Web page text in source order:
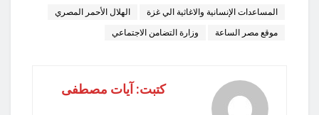
المساعدات الإنسانية والاغاثية الي غزة الهلال الأحمر المصري
موقع مصر الساعة وزارة التضامن الاجتماعي
كتبت: آيات مصطفى